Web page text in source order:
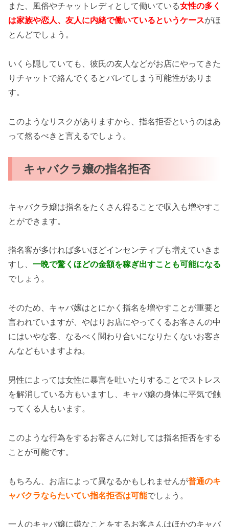
また、風俗やチャットレディとして働いている女性の多く
は家族や恋人、友人に内緒で働いているというケースがほ
とんどでしょう。
いくら隠していても、彼氏の友人などがお店にやってきた
りチャットで絡んでくるとバレてしまう可能性がありま
す。
このようなリスクがありますから、指名拒否というのはあ
って然るべきと言えるでしょう。
キャバクラ嬢の指名拒否
キャバクラ嬢は指名をたくさん得ることで収入も増やすこ
とができます。
指名客が多ければ多いほどインセンティブも増えていきま
すし、 一晩で驚くほどの金額を稼ぎ出すことも可能になる
でしょう。
そのため、キャバ嬢はとにかく指名を増やすことが重要と
言われていますが、やはりお店にやってくるお客さんの中
にはいやな客、なるべく関わり合いになりたくないお客さ
んなどもいますよね。
男性によっては女性に暴言を吐いたりすることでストレス
を解消している方もいますし、キャバ嬢の身体に平気で触
ってくる人もいます。
このような行為をするお客さんに対しては指名拒否をする
ことが可能です。
もちろん、お店によって異なるかもしれませんが普通のキ
ャバクラならたいてい指名拒否は可能でしょう。
一人のキャバ嬢に嫌なことをするお客さんはほかのキャバ